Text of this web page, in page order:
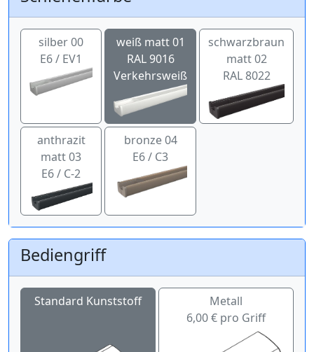
silber 00
E6 / EV1
weiß matt 01
RAL 9016
Verkehrsweiß
schwarzbraun
matt 02
RAL 8022
anthrazit
matt 03
E6 / C-2
bronze 04
E6 / C3
Bediengriff
Standard Kunststoff
Metall
6,00 € pro Griff